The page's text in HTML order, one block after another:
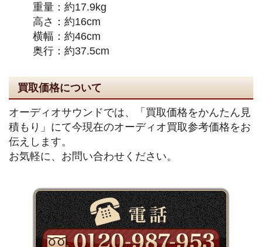
重量：約17.9kg
高さ：約16cm
横幅：約46cm
奥行：約37.5cm
買取価格について
オーディオサウンドでは、「買取価格をかんたん見
積もり」にて今現在のオーディオ買取参考価格をお
伝えします。
お気軽に、お問い合わせください。